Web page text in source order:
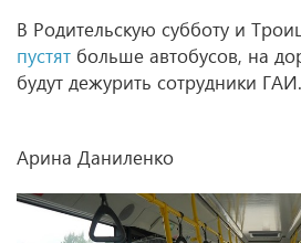
В Родительскую субботу и
пустят больше автобусов, на
будут дежурить сотрудники ГАИ.
Арина Даниленко